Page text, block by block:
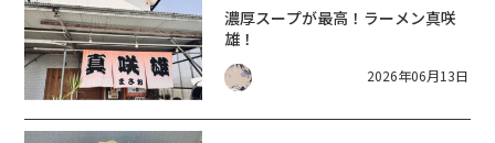
濃厚スープが最高！ラーメン真咲
雄！
2026年06月13日